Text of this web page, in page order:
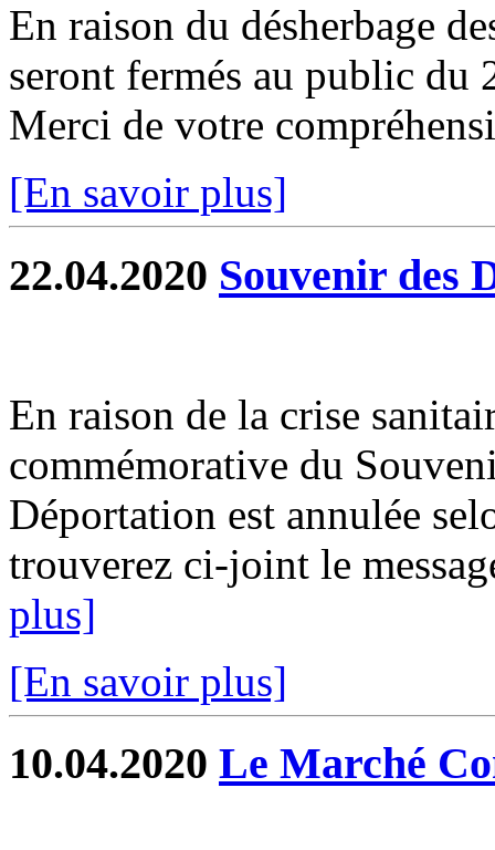
En raison du désherbage
seront fermés au public
Merci de votre
[En savoir plus]
22.04.2020 Souvenir des
En raison de la crise
commémorative du
Déportation est annulée
trouverez ci-joint le
plus]
[En savoir plus]
10.04.2020 Le Marché